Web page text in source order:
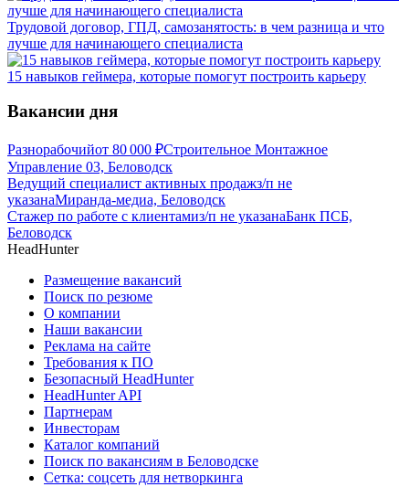
Трудовой договор, ГПД, самозанятость: в чем разница и что
лучше для начинающего специалиста
15 навыков геймера, которые помогут построить карьеру
Вакансии дня
Разнорабочийот 80 000 ₽Строительное Монтажное
Управление 03, Беловодск
Ведущий специалист активных продажз/п не
указанаМиранда-медиа, Беловодск
Стажер по работе с клиентамиз/п не указанаБанк ПСБ,
Беловодск
HeadHunter
Размещение вакансий
Поиск по резюме
О компании
Наши вакансии
Реклама на сайте
Требования к ПО
Безопасный HeadHunter
HeadHunter API
Партнерам
Инвесторам
Каталог компаний
Поиск по вакансиям в Беловодске
Сетка: соцсеть для нетворкинга